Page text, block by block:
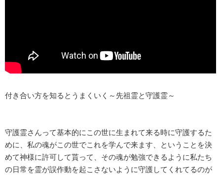
付き合い方を知るとうまくいく～先祖霊と守護霊～
守護霊さんって基本的にこの世に生まれて来る時に守護するた
めに、私の魂がこの世でこれを学んで来ます、ということを決
めて神様に許可して貰って、その魂が勉強できるように私たち
の日常を霊が誤作動を起こさないように守護してくれてるのが